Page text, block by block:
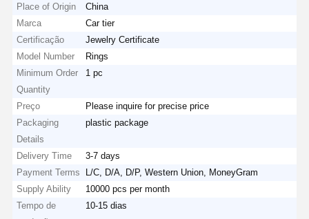
Place of Origin
China
Marca
Car tier
Certificação
Jewelry Certificate
Model Number
Rings
Minimum Order
Quantity
1 pc
Preço
Please inquire for precise price
Packaging
Details
plastic package
Delivery Time
3-7 days
Payment Terms
L/C, D/A, D/P, Western Union, MoneyGram
Supply Ability
10000 pcs per month
Tempo de
10-15 dias